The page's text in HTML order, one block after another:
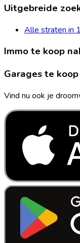
Uitgebreide
Alle straten in
Immo te koop
Garages te
Vind nu ook je